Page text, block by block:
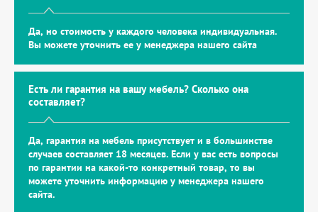
Да, но стоимость у каждого человека индивидуальная.
Вы можете уточнить ее у менеджера нашего сайта
Есть ли гарантия на вашу мебель? Сколько она
составляет?
Да, гарантия на мебель присутствует и в большинстве
случаев составляет 18 месяцев. Если у вас есть вопросы
по гарантии на какой-то конкретный товар, то вы
можете уточнить информацию у менеджера нашего
сайта.